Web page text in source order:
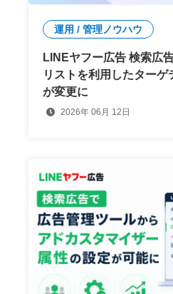
運用 / 管理ノウハウ
LINEヤフー広告 検索広
リストを利用したター
が変更に
2026年 06月 12日